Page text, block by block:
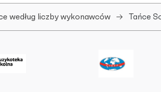
według liczby wykonawców Tańce